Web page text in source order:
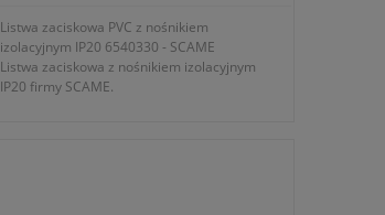
Listwa zaciskowa PVC z nośnikiem
izolacyjnym IP20 6540330 - SCAME
Listwa zaciskowa z nośnikiem izolacyjnym
IP20 firmy SCAME.